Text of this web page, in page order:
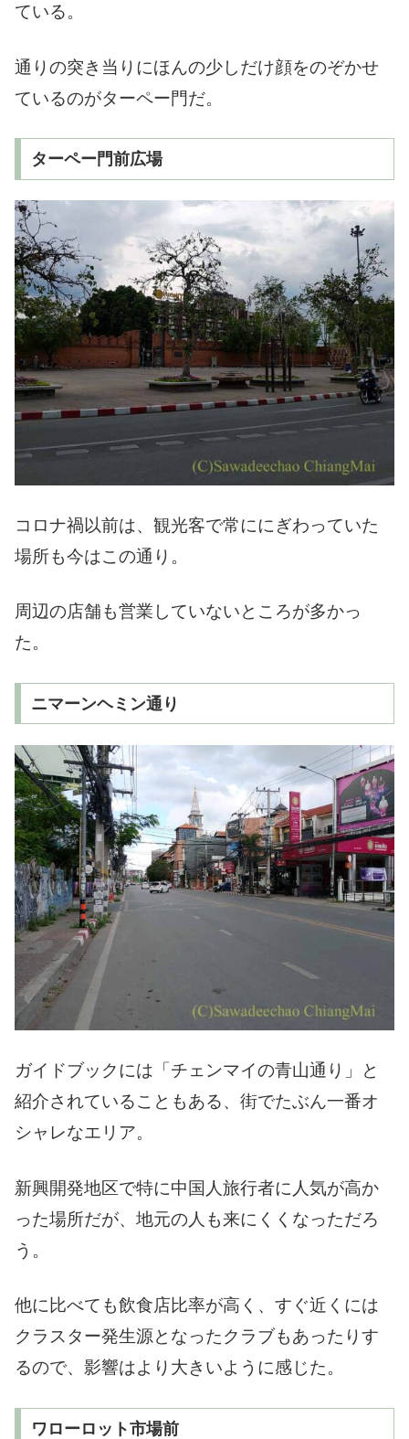
ている。
通りの突き当りにほんの少しだけ顔をのぞかせ
ているのがターペー門だ。
ターペー門前広場
コロナ禍以前は、観光客で常ににぎわっていた
場所も今はこの通り。
周辺の店舗も営業していないところが多かっ
た。
ニマーンヘミン通り
ガイドブックには「チェンマイの青山通り」と
紹介されていることもある、街でたぶん一番オ
シャレなエリア。
新興開発地区で特に中国人旅行者に人気が高か
った場所だが、地元の人も来にくくなっただろ
う。
他に比べても飲食店比率が高く、すぐ近くには
クラスター発生源となったクラブもあったりす
るので、影響はより大きいように感じた。
ワローロット市場前